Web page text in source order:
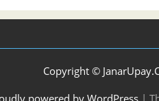
Copyright ©
powered by WordPress |